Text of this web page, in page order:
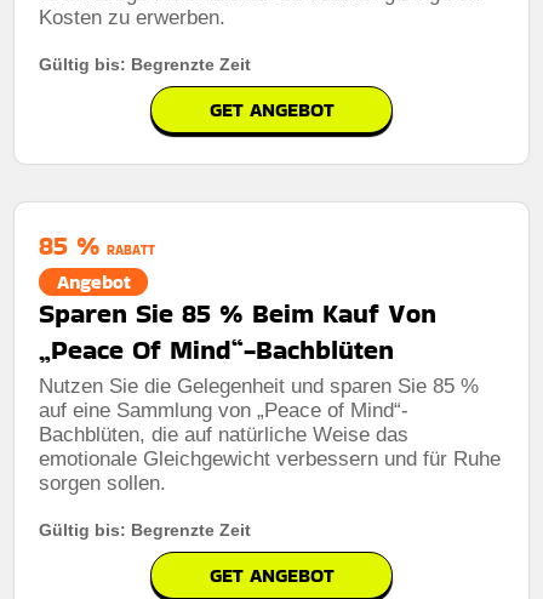
Kosten zu erwerben.
Gültig bis: Begrenzte Zeit
GET ANGEBOT
85 % RABATT
Angebot
Sparen Sie 85 % Beim Kauf Von
„Peace Of Mind“-Bachblüten
Nutzen Sie die Gelegenheit und sparen Sie 85 %
auf eine Sammlung von „Peace of Mind“-
Bachblüten, die auf natürliche Weise das
emotionale Gleichgewicht verbessern und für Ruhe
sorgen sollen.
Gültig bis: Begrenzte Zeit
GET ANGEBOT